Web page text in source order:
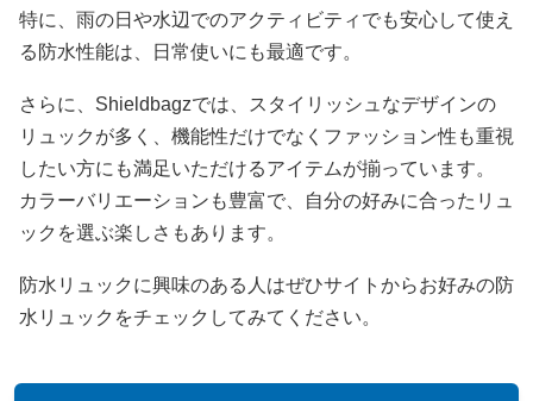
特に、雨の日や水辺でのアクティビティでも安心して使え
る防水性能は、日常使いにも最適です。
さらに、Shieldbagzでは、スタイリッシュなデザインの
リュックが多く、機能性だけでなくファッション性も重視
したい方にも満足いただけるアイテムが揃っています。
カラーバリエーションも豊富で、自分の好みに合ったリュ
ックを選ぶ楽しさもあります。
防水リュックに興味のある人はぜひサイトからお好みの防
水リュックをチェックしてみてください。